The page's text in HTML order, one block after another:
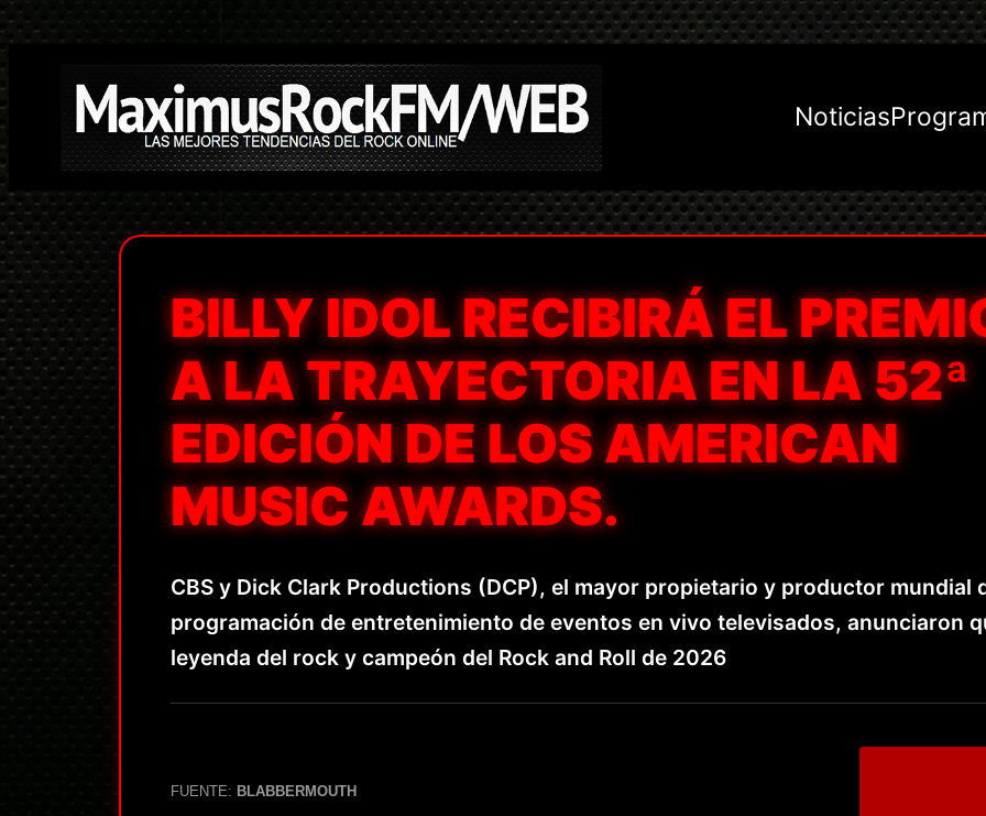
Saltar
contenido
Noticias
BILLY IDOL RECIBIRÁ EL
A LA TRAYECTORIA EN LA 52ª
EDICIÓN DE LOS AMERICAN
MUSIC AWARDS.
CBS y Dick Clark Productions (DCP), el mayor propietario y productor mundial
programación de entretenimiento de eventos en vivo televisados, anunciaron
leyenda del rock y campeón del Rock and Roll de 2026
FUENTE: BLABBERMOUTH